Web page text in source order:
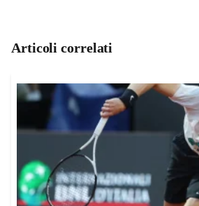
Articoli correlati